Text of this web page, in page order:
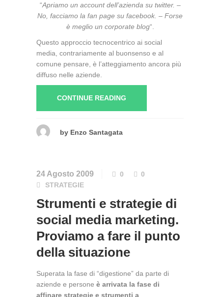
“Apriamo un account dell’azienda su twitter. –
No, facciamo la fan page su facebook. – Forse
è meglio un corporate blog“.
Questo approccio tecnocentrico ai social
media, contrariamente al buonsenso e al
comune pensare, è l’atteggiamento ancora più
diffuso nelle aziende.
CONTINUE READING
by Enzo Santagata
24 Agosto 2009 0
0
STRATEGIE
Strumenti e strategie di
social media marketing.
Proviamo a fare il punto
della situazione
Superata la fase di “digestione” da parte di
aziende e persone è arrivata la fase di
affinare strategie e strumenti a